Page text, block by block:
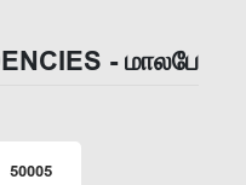
- மாலபே
50005